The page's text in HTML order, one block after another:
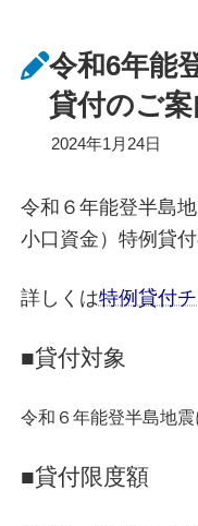
令和6年能
貸付のご案
2024年1月24日
令和６年能登半島
小口資金）特例貸
詳しくは特例貸付チ
■貸付対象
令和６年能登半島地
■貸付限度額